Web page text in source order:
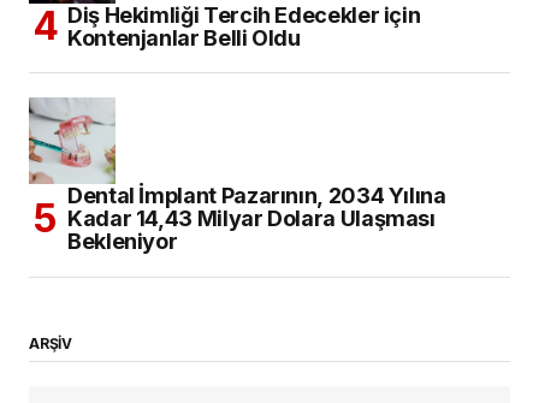
Diş Hekimliği Tercih Edecekler için
Kontenjanlar Belli Oldu
Dental İmplant Pazarının, 2034 Yılına
Kadar 14,43 Milyar Dolara Ulaşması
Bekleniyor
ARŞİV